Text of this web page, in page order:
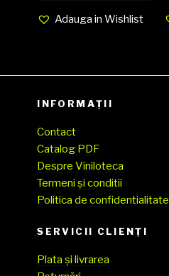
Adauga in Wishlist
INFORMAȚII
Contact
Catalog PDF
Despre Viniloteca
Termeni și conditii
Politica de confidentialitate
SERVICII CLIENŢI
Plata și livrarea